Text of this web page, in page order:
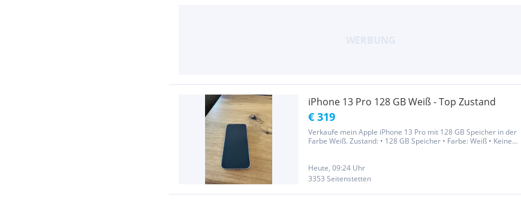
iPhone 13 Pro 128 GB Weiß - Top Zustand
€ 319
Verkaufe mein Apple iPhone 13 Pro mit 128 GB Speicher in der
Farbe Weiß. Zustand: • 128 GB Speicher • Farbe: Weiß • Keine
gutem...
Heute, 09:24 Uhr
3353 Seitenstetten